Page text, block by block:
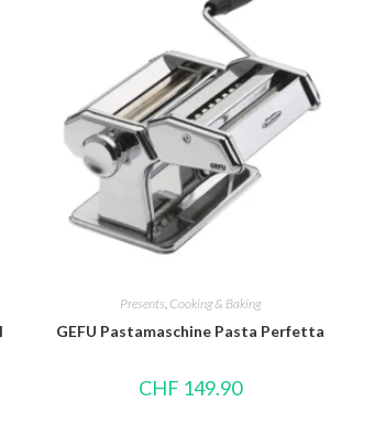
Presents, Cooking & Baking
GEFU Pastamaschine Pasta Perfetta
CHF 149.90